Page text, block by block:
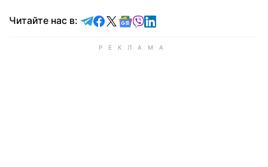
Читайте нас в: Читайте в Telegram
Читайте в Facebook
Читайте в X
Читайте в Google news
Читайте в Viber
Читайте в LinkedIn